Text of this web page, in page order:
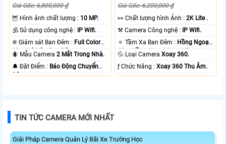
Giá Gốc: 6,800,000 ₫
🦉 Hình ảnh chất lượng : 10 MP.
🕉️ Sử dụng công nghệ :
IP Wifi.
❈ Giám sát Ban Đêm : Full Color
20m Có Màu Ban Ðêm.
🐜 Mẫu Camera2 Mắt Trong Nhà.
️🔔 Đặt Điểm : Báo Động Chuyển
Động.
Giá Gốc: 6,200,000 ₫
️👀 Chất lượng hình Ảnh :2K Lite .
⚒ Camera Công nghệ :
IP Wifi.
🔅 Tầm Xa Ban Đêm : Hồng Ngoại
10m Hồng Ngoại Smart IR.
💦 Loại CameraXoay 360.
️ƒ Chức Năng :Xoay 360 Thu Âm.
TIN TỨC CAMERA MỚI NHẤT
Giải Pháp Camera Quản Lý Bãi Xe Trường Học